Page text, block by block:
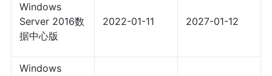
Windows
Server 2016数
据中心版
2022-01-11 2027-01-12
Windows